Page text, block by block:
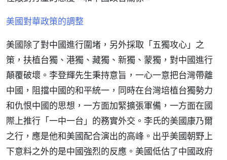
美國對華政策的調整
美國除了對中國進行圍堵，另外採取「五獨攻心」之
策，扶植台獨、港獨、藏獨、新獨、蒙獨，對中國進行
顛覆破壞。李登輝先生秉持意旨，一心一意把台灣帶離
中國，阻擋中國的和平統一，同時在台灣培植台獨勢力
和仇恨中國的思想，一方面加緊擴張軍備，一方面在國
際上推行「一中一台」的務實外交。李氏的美國康乃爾
之行，應是他和美國配合演出的高峰。出乎美國朝野上
下意料之外的是中國強烈的反應。美國低估了中國政府